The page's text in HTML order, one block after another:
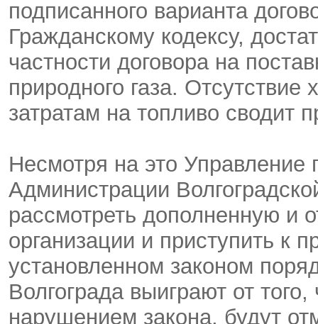
подписанного варианта
Гражданскому кодексу,
частности договора на
природного газа.
затратам на топливо сводит
Несмотря на это
Администрации
рассмотреть дополненную и
организации и приступить к
установленном законом
Волгограда выиграют от
нарушением закона, будут